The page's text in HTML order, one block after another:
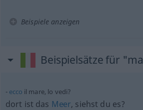
Beispiele anzeigen
Beispielsätze für
ecco il mare, lo vedi?
dort ist das Meer, siehst du es?